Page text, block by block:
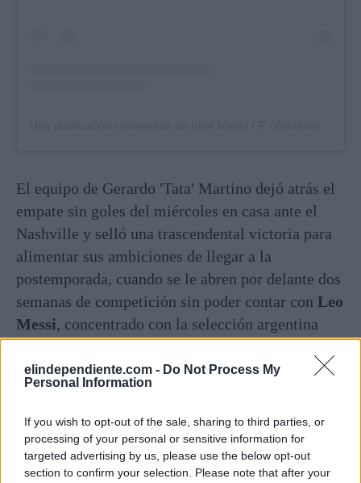
elindependiente.com - Do Not Process My
Personal Information
If you wish to opt-out of the sale, sharing to third parties, or
processing of your personal or sensitive information for
targeted advertising by us, please use the below opt-out
section to confirm your selection. Please note that after your
El equipo de Gerardo 'Tata' Martino dejó atrás el
empate sin goles del miércoles en casa ante el
Nashville y selló una trascendental victoria para
alimentar sus ambiciones de llegar a la
postemporada, cuando se le abren por delante dos
semanas de competición sin poder contar con Leo
Messi, concentrado con la selección argentina
para las eliminatorias mundialistas.
Fue la segunda victoria consecutiva fuera de casa
había ganado sólo una vez de once este año,
mientras que el Los Ángeles FC cayó por segunda
vez seguida en casa tras perdonar una enorme